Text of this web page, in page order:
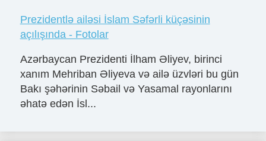
Prezidentlə ailəsi İslam Səfərli küçəsinin
açılışında - Fotolar
Azərbaycan Prezidenti İlham Əliyev, birinci
xanım Mehriban Əliyeva və ailə üzvləri bu gün
Bakı şəhərinin Səbail və Yasamal rayonlarını
əhatə edən İsl...